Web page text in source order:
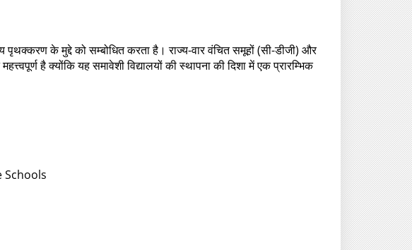
के मुद्दे को सम्बोधित करता है। राज्य-वार वंचित समूहों (सी-डीजी) और
है क्योंकि यह समावेशी विद्यालयों की स्थापना की दिशा में एक प्रारम्भिक
Schools